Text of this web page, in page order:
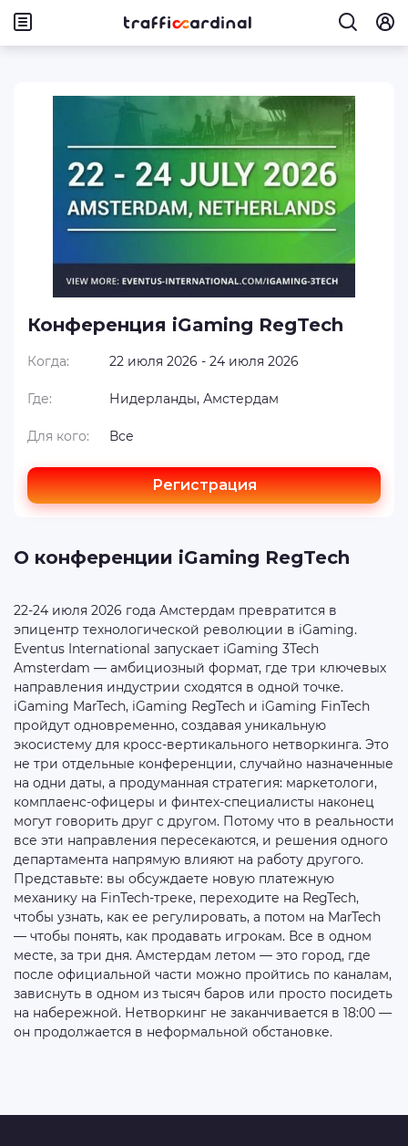
Конференция iGaming RegTech
Когда: 22 июля 2026 - 24 июля 2026
Где: Нидерланды, Амстердам
Для кого: Все
Регистрация
О конференции iGaming RegTech
22-24 июля 2026 года Амстердам превратится в
эпицентр технологической революции в iGaming.
Eventus International запускает iGaming 3Tech
Amsterdam — амбициозный формат, где три ключевых
направления индустрии сходятся в одной точке.
iGaming MarTech, iGaming RegTech и iGaming FinTech
пройдут одновременно, создавая уникальную
экосистему для кросс-вертикального нетворкинга. Это
не три отдельные конференции, случайно назначенные
на одни даты, а продуманная стратегия: маркетологи,
комплаенс-офицеры и финтех-специалисты наконец
могут говорить друг с другом. Потому что в реальности
все эти направления пересекаются, и решения одного
департамента напрямую влияют на работу другого.
Представьте: вы обсуждаете новую платежную
механику на FinTech-треке, переходите на RegTech,
чтобы узнать, как ее регулировать, а потом на MarTech
— чтобы понять, как продавать игрокам. Все в одном
месте, за три дня. Амстердам летом — это город, где
после официальной части можно пройтись по каналам,
зависнуть в одном из тысяч баров или просто посидеть
на набережной. Нетворкинг не заканчивается в 18:00 —